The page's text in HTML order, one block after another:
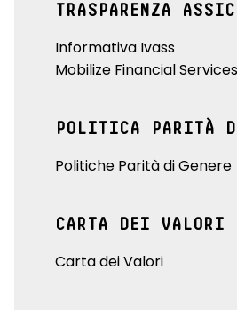
TRASPARENZA
Informativa Ivass
Mobilize Financial Services
POLITICA PARITÀ
Politiche Parità di Genere
CARTA DEI VALORI
Carta dei Valori